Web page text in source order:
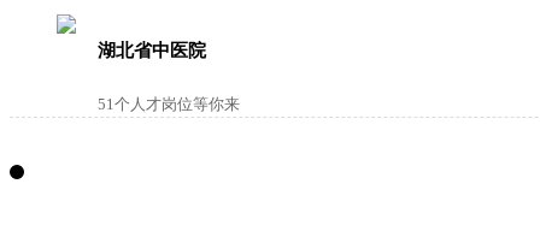
湖北省中医院
51个人才岗位等你来